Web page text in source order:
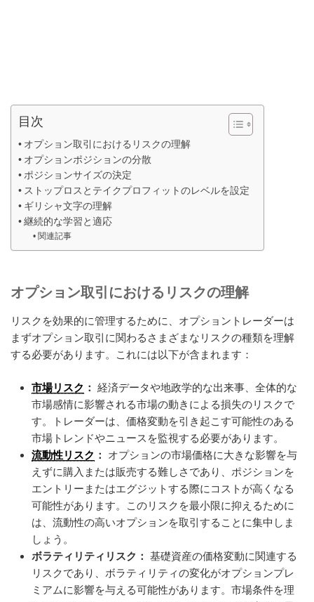
目次
オプション取引におけるリスクの理解
オプションポジションの分散
ポジションサイズの決定
ストップロスとテイクプロフィットのレベルを設定
ギリシャ文字の理解
継続的な学習と適応
関連記事
オプション取引におけるリスクの理解
リスクを効果的に管理するために、オプショントレーダーは
まずオプション取引に関わるさまざまなリスクの種類を理解
する必要があります。これには以下が含まれます：
市場リスク ： 経済データや地政学的な出来事、全体的な
市場感情に影響される市場の動きによる損失のリスクで
す。トレーダーは、価格変動を引き起こす可能性のある
市場トレンドやニュースを監視する必要があります。
流動性リスク ：
オプションの市場価格に大きな影響を与
えずに購入または販売する難しさであり、ポジションを
エントリーまたはエグジットする際にコストが高くなる
可能性があります。このリスクを最小限に抑えるために
は、流動性の高いオプションを取引することに集中しま
しょう。
ボラティリティリスク： 基礎資産の価格変動に関連する
リスクであり、ボラティリティの変化がオプションプレ
ミアムに影響を与える可能性があります。市場条件を理